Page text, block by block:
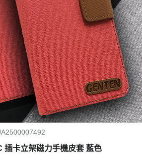
插卡立架磁力手機皮套 藍色